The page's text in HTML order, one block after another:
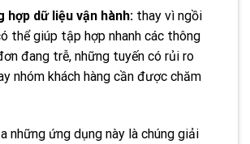
hợp dữ liệu vận hành:thay vì ngồi
thể giúp tập hợp nhanh các thông
đang trễ, những tuyến có rủi ro
nhóm khách hàng cần được chăm
những ứng dụng này là chúng giải